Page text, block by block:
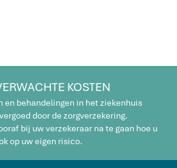
KOSTEN
en behandelingen in het ziekenhuis
door de zorgverzekering.
bij uw verzekeraar na te gaan hoe u
op uw eigen risico.